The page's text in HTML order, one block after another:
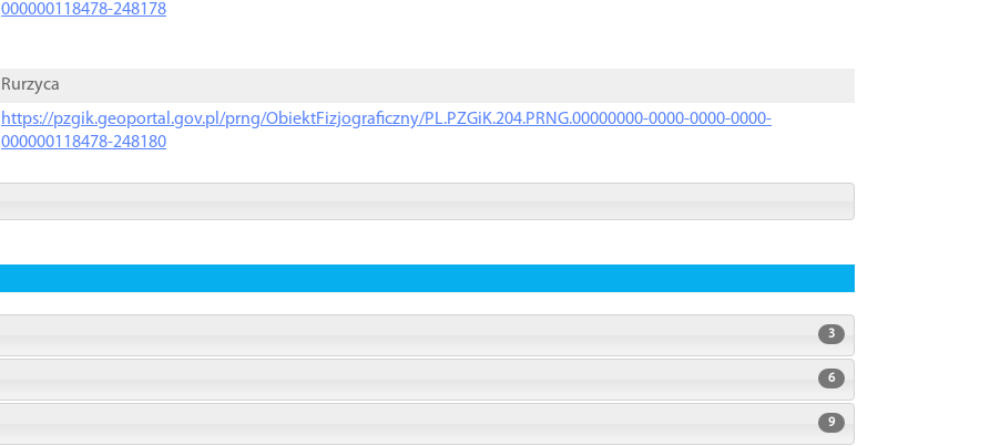
000000118478-248178
Rurzyca
https://pzgik.geoportal.gov.pl/prng/ObiektFizjograficzny/PL.PZGiK.204.PRNG.00000000-0000-0000-0000-
000000118478-248180
3
6
9